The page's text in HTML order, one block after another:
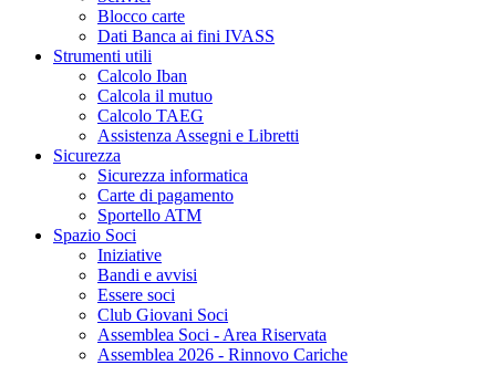
Blocco carte
Dati Banca ai fini IVASS
Strumenti utili
Calcolo Iban
Calcola il mutuo
Calcolo TAEG
Assistenza Assegni e Libretti
Sicurezza
Sicurezza informatica
Carte di pagamento
Sportello ATM
Spazio Soci
Iniziative
Bandi e avvisi
Essere soci
Club Giovani Soci
Assemblea Soci - Area Riservata
Assemblea 2026 - Rinnovo Cariche